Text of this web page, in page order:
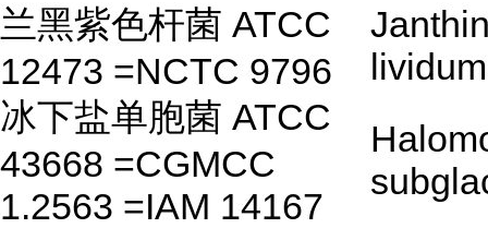
兰黑紫色杆菌 ATCC
12473 =NCTC 9796
lividum
冰下盐单胞菌 ATCC
43668 =CGMCC
1.2563 =IAM 14167